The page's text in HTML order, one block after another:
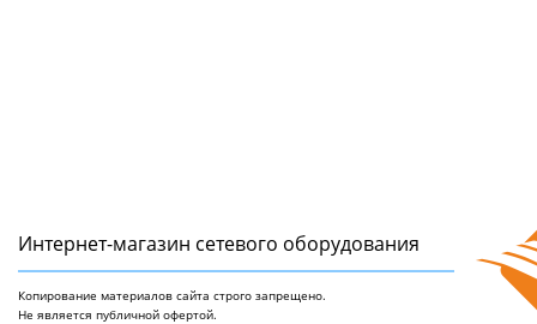
Интернет-магазин сетeвого оборудования
Копирование материалов сайта строго запрещено.
Не является публичной офертой.